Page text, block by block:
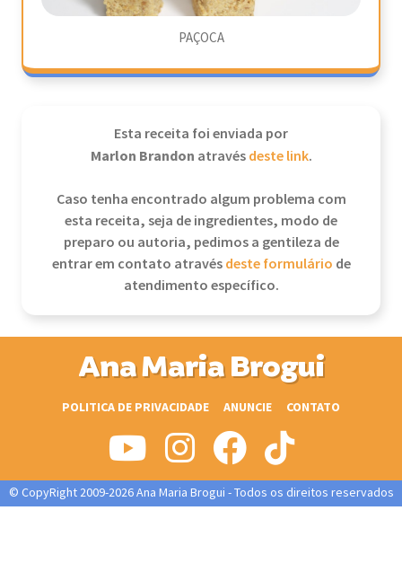
PAÇOCA
Esta receita foi enviada por
Marlon Brandon atravésdeste link.
Caso tenha encontrado algum problema com
esta receita, seja de ingredientes, modo de
preparo ou autoria, pedimos a gentileza de
entrar em contato atravésdeste formulário de
atendimento específico.
Ana Maria Brogui
POLITICA DE PRIVACIDADE ANUNCIE CONTATO
© CopyRight 2009-2026 Ana Maria Brogui - Todos os direitos reservados